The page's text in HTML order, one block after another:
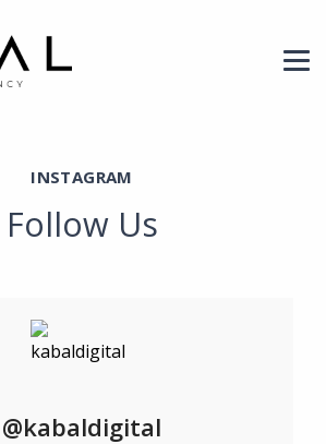
INSTAGRAM
Follow Us
@kabaldigital